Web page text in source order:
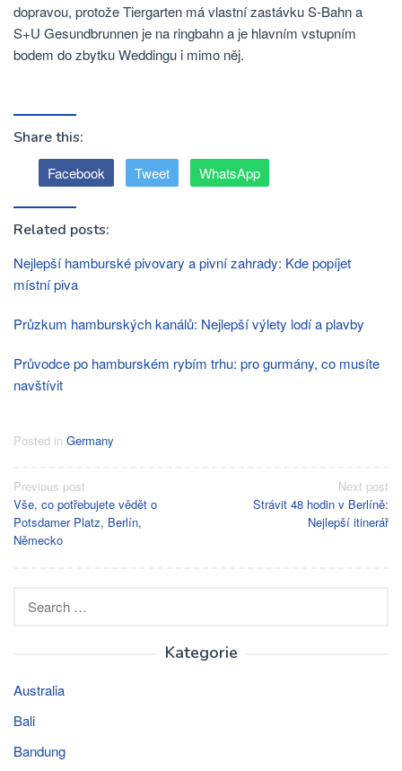
dopravou, protože Tiergarten má vlastní zastávku S-Bahn a
S+U Gesundbrunnen je na ringbahn a je hlavním vstupním
bodem do zbytku Weddingu i mimo něj.
Share this:
Facebook Tweet WhatsApp
Related posts:
Nejlepší hamburské pivovary a pivní zahrady: Kde popíjet
místní piva
Průzkum hamburských kanálů: Nejlepší výlety lodí a plavby
Průvodce po hamburském rybím trhu: pro gurmány, co musíte
navštívit
Posted in Germany
Post
navigation
Previous post
Vše, co potřebujete vědět o
Potsdamer Platz, Berlín,
Německo
Next post
Strávit 48 hodin v Berlíně:
Nejlepší itinerář
Kategorie
Australia
Bali
Bandung